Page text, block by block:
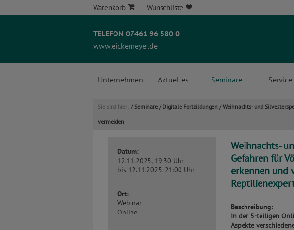
Warenkorb Wunschliste
TELEFON 07461 96 580 0
www.eickemeyer.de
Unternehmen Aktuelles Seminare Service
Sie sind hier: /Seminare / Digitale Fortbildungen /Weihnachts- und
vermeiden
Datum:
12.11.2025, 19:30 Uhr
bis 12.11.2025, 21:00 Uhr
Ort:
Webinar
Online
Weihnachts-
Gefahren für
erkennen und
Beschreibung:
In der 5-teiligen
Aspekte